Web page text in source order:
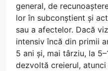
general, de
lor în subconștient și
sau a afectelor. Dacă
intensiv încă din primii
5 ani și, mai târziu, la
dezvoltă creierul,